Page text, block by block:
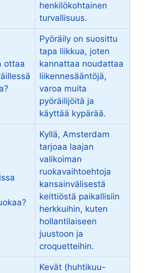
henkilökohtainen
turvallisuus.
ottaa
Pyöräily on suosittu
tapa liikkua, joten
kannattaa noudattaa
liikennesääntöjä,
varoa muita
pyöräilijöitä ja
käyttää kypärää.
Kyllä, Amsterdam
tarjoaa laajan
valikoiman
ruokavaihtoehtoja
kansainvälisestä
keittiöstä paikallisiin
herkkuihin, kuten
hollantilaiseen
juustoon ja
croquetteihin.
Kevät (huhtikuu-